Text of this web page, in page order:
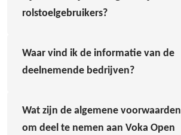
rolstoelgebruikers?
Waar vind ik de informatie van de
deelnemende bedrijven?
Wat zijn de algemene voorwaarden
om deel te nemen aan Voka Open